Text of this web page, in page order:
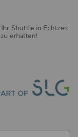
Shuttle in Echtzeit
erhalten!